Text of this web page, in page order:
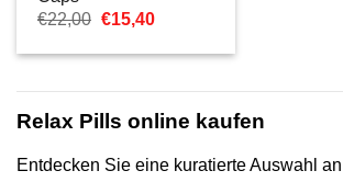
€22,00 Ursprünglicher
war:
€15,40Aktueller
ist:
Relax Pills online kaufen
Entdecken Sie eine kuratierte Auswahl